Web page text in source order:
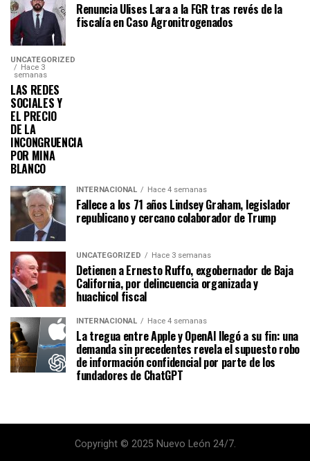
Renuncia Ulises Lara a la FGR tras revés de la
fiscalía en Caso Agronitrogenados
UNCATEGORIZED
Hace 3
semanas
LAS REDES
SOCIALES Y
EL PRECIO
DE LA
INCONGRUENCIA
POR MINA
BLANCO
INTERNACIONAL Hace 4 semanas
Fallece a los 71 años Lindsey Graham, legislador
republicano y cercano colaborador de Trump
UNCATEGORIZED Hace 3 semanas
Detienen a Ernesto Ruffo, exgobernador de Baja
California, por delincuencia organizada y
huachicol fiscal
INTERNACIONAL Hace 4 semanas
La tregua entre Apple y OpenAI llegó a su fin: una
demanda sin precedentes revela el supuesto robo
de información confidencial por parte de los
fundadores de ChatGPT
Copyright © 2025 Nuevo León 24/7.